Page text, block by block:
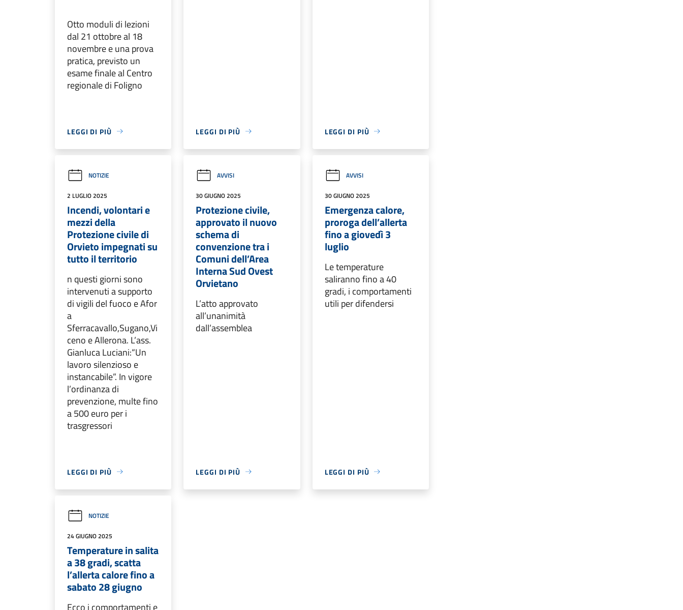
Otto moduli di lezioni
dal 21 ottobre al 18
novembre e una prova
pratica, previsto un
esame finale al Centro
regionale di Foligno
LEGGI DI PIÙ LEGGI DI PIÙ LEGGI DI PIÙ
NOTIZIE
2 LUGLIO 2025
Incendi, volontari e
mezzi della
Protezione civile di
Orvieto impegnati su
tutto il territorio
n questi giorni sono
intervenuti a supporto
di vigili del fuoco e Afor
a
Sferracavallo,Sugano,Vi
ceno e Allerona. L’ass.
Gianluca Luciani:“Un
lavoro silenzioso e
instancabile”. In vigore
l’ordinanza di
prevenzione, multe fino
a 500 euro per i
trasgressori
LEGGI DI PIÙ
AVVISI
30 GIUGNO 2025
Protezione civile,
approvato il nuovo
schema di
convenzione tra i
Comuni dell’Area
Interna Sud Ovest
Orvietano
L’atto approvato
all’unanimità
dall’assemblea
LEGGI DI PIÙ
AVVISI
30 GIUGNO 2025
Emergenza calore,
proroga dell’allerta
fino a giovedì 3
luglio
Le temperature
saliranno fino a 40
gradi, i comportamenti
utili per difendersi
LEGGI DI PIÙ
NOTIZIE
24 GIUGNO 2025
Temperature in salita
a 38 gradi, scatta
l’allerta calore fino a
sabato 28 giugno
Ecco i comportamenti e